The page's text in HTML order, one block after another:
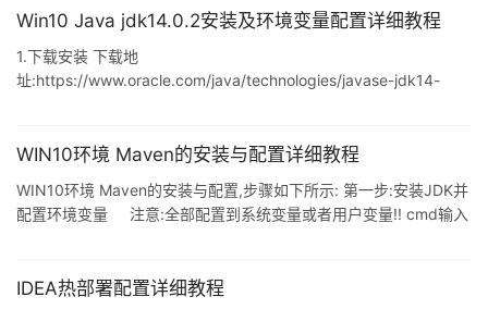
"author": "zhangsan <zhangsa
Win10 Java jdk14.0.2安装及环境变量配置详细教程
1.下载安装 下载地
址:https://www.oracle.com/java/technologies/javase-jdk14-
录,通过如下方式生成:首先进入命令行,切换至安装路径,并运行以下
java.desktop --out
WIN10环境 Maven的安装与配置详细教程
WIN10环境 Maven的安装与配置,步骤如下所示: 第一步:安装JDK并
配置环境变量 注意:全部配置到系统变量或者用户变量!! cmd输入
存放路径: 第三步:Maven环境变量配置 首先打开我的电脑->属性->
IDEA热部署配置详细教程